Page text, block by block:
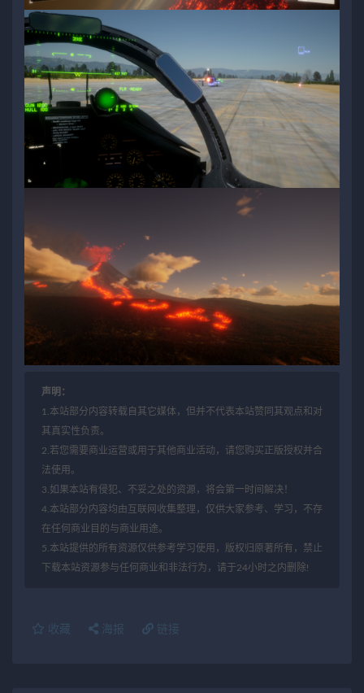
声明：
1.本站部分内容转载自其它媒体，但并不代表本站赞同其观点和对
其真实性负责。
2.若您需要商业运营或用于其他商业活动，请您购买正版授权并合
法使用。
3.如果本站有侵犯、不妥之处的资源，将会第一时间解决！
4.本站部分内容均由互联网收集整理，仅供大家参考、学习，不存
在任何商业目的与商业用途。
5.本站提供的所有资源仅供参考学习使用，版权归原著所有，禁止
下载本站资源参与任何商业和非法行为，请于24小时之内删除!
收藏 海报 链接